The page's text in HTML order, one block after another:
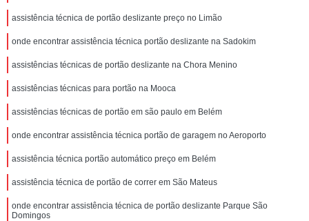
assistência técnica de portão deslizante preço no Limão
onde encontrar assistência técnica portão deslizante na Sadokim
assistências técnicas de portão deslizante na Chora Menino
assistências técnicas para portão na Mooca
assistências técnicas de portão em são paulo em Belém
onde encontrar assistência técnica portão de garagem no Aeroporto
assistência técnica portão automático preço em Belém
assistência técnica de portão de correr em São Mateus
onde encontrar assistência técnica de portão deslizante Parque São
Domingos